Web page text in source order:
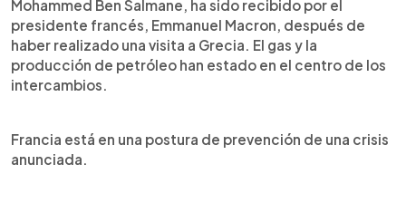
Mohammed Ben Salmane, ha sido recibido por el
presidente francés, Emmanuel Macron, después de
haber realizado una visita a Grecia. El gas y la
producción de petróleo han estado en el centro de los
intercambios.
Francia está en una postura de prevención de una crisis
anunciada.